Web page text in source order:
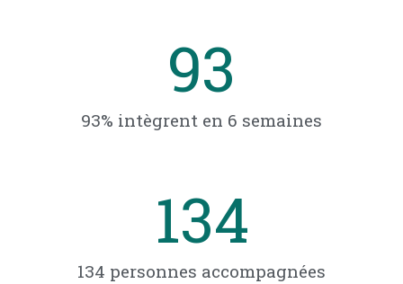
93% intègrent en 6 semaines
93
134 personnes accompagnées
134